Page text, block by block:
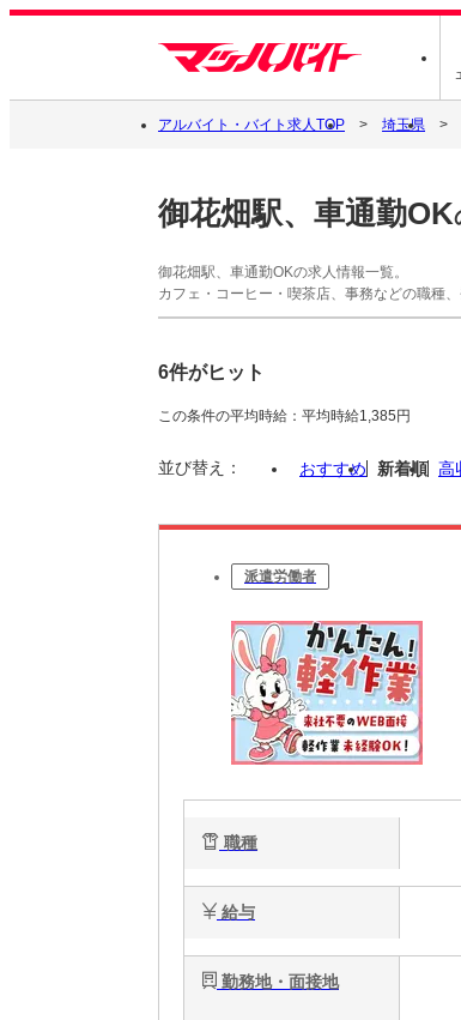
アルバイト・バイト求人TOP 埼玉県
御花畑駅、車通勤OK
御花畑駅、車通勤OKの求人情報一覧。
カフェ・コーヒー・喫茶店、事務などの職種
6件がヒット
この条件の平均時給：平均時給1,385円
並び替え： おすすめ 新着順 高
派遣労働者
職種
給与
勤務地・面接地